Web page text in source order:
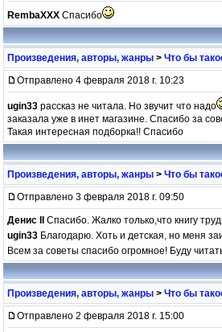
RembaXXX Спасибо
Произведения, авторы, жанры > Что бы
Отправлено 4 февраля 2018 г. 10:23
ugin33 рассказ не читала. Но звучит что надо
заказала уже в инет магазине. Спасибо за
Такая интересная подборка!! Спасибо
Произведения, авторы, жанры > Что бы
Отправлено 3 февраля 2018 г. 09:50
Денис II Спасибо. Жалко только,что книгу
ugin33 Благодарю. Хоть и детская, но меня
Всем за советы спасибо огромное! Буду
Произведения, авторы, жанры > Что бы
Отправлено 2 февраля 2018 г. 15:00